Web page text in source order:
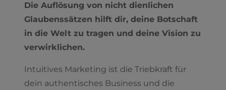
Die Auflösung von nicht dienlichen
Glaubenssätzen hilft dir, deine Botschaft
in die Welt zu tragen und deine Vision zu
verwirklichen.
Intuitives Marketing ist die Triebkraft für
dein authentisches Business und die